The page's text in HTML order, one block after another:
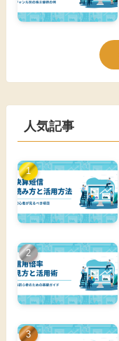
人気記事